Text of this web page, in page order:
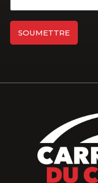
SOUMETTRE